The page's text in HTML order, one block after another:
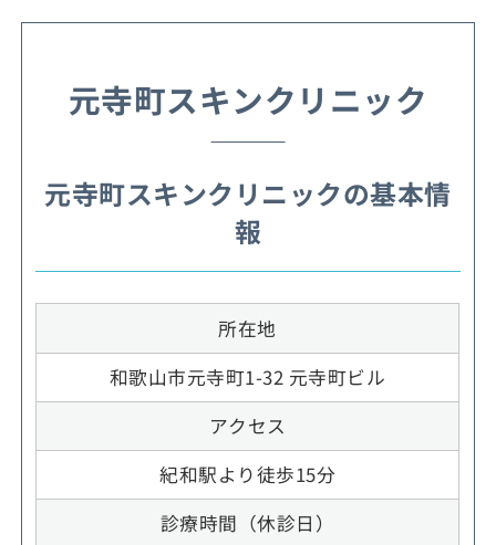
元寺町スキンクリニック
元寺町スキンクリニックの基本情
報
所在地
和歌山市元寺町1-32 元寺町ビル
アクセス
紀和駅より徒歩15分
診療時間（休診日）